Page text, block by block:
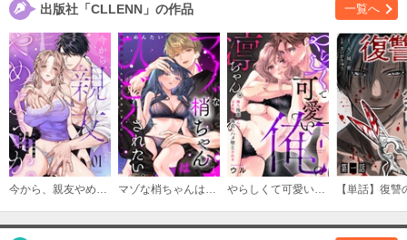
出版社「CLLENN」の作品 一覧へ
今から、親友やめようか。～腐れ縁同僚は甘い快楽で私を壊す～ マゾな梢ちゃんはひどくされたい。～性癖マッチした後輩と欲望のままにセックスしたら～ やらしくて可愛い俺の凛ちゃん。～隣人後輩くんのイキすぎた執着にハメ堕とされる～